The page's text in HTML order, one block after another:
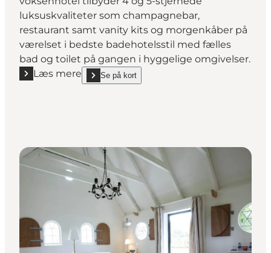
luksuskvaliteter som champagnebar,
restaurant samt vanity kits og morgenkåber på
værelset i bedste badehotelsstil med fælles
bad og toilet på gangen i hyggelige omgivelser.
Læs mere
Læs mere "Godstedlund Hotel & Konference"
Se på kort
show Godstedlund Hotel & Konference on_map